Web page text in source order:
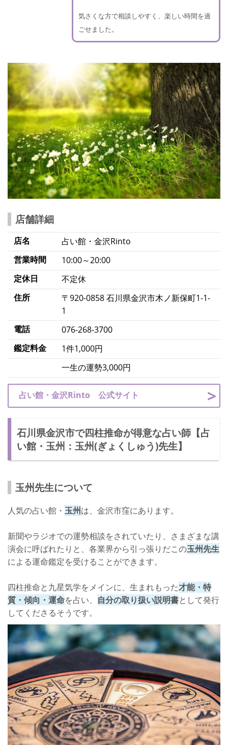
気さくな方で相談しやすく、楽しい時間を過
ごせました。
店舗詳細
店名
占い館・金沢Rinto
営業時間
10:00～20:00
定休日
不定休
住所
〒920-0858 石川県金沢市木ノ新保町1-1-
1
電話
076-268-3700
鑑定料金
1件1,000円
一生の運勢3,000円
占い館・金沢Rinto 公式サイト
石川県金沢市で四柱推命が得意な占い師【占
い館・玉州：玉州(ぎょくしゅう)先生】
玉州先生について
人気の占い館・ 玉州は、金沢市窪にあります。
新聞やラジオでの運勢相談をされていたり、さまざまな講
演会に呼ばれたりと、各業界から引っ張りだこの玉州先生
による運命鑑定を受けることができます。
四柱推命と九星気学をメインに、生まれもった才能・特
質・傾向・運命を占い、 自分の取り扱い説明書として発行
してくださるそうです。